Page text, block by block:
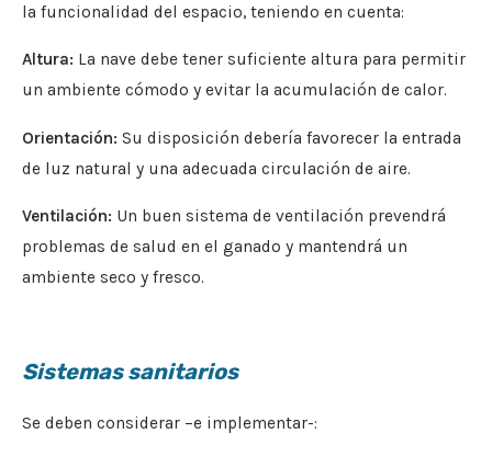
la funcionalidad del espacio, teniendo en cuenta:
Altura: La nave debe tener suficiente altura para permitir
un ambiente cómodo y evitar la acumulación de calor.
Orientación: Su disposición debería favorecer la entrada
de luz natural y una adecuada circulación de aire.
Ventilación: Un buen sistema de ventilación prevendrá
problemas de salud en el ganado y mantendrá un
ambiente seco y fresco.
Sistemas sanitarios
Se deben considerar –e implementar-: